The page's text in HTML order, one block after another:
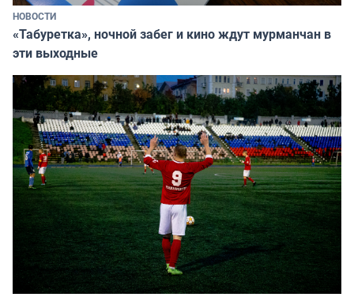
НОВОСТИ
«Табуретка», ночной забег и кино ждут мурманчан в
эти выходные